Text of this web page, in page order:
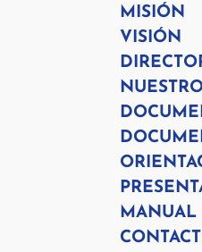
MISIÓN
VISIÓN
MANUAL